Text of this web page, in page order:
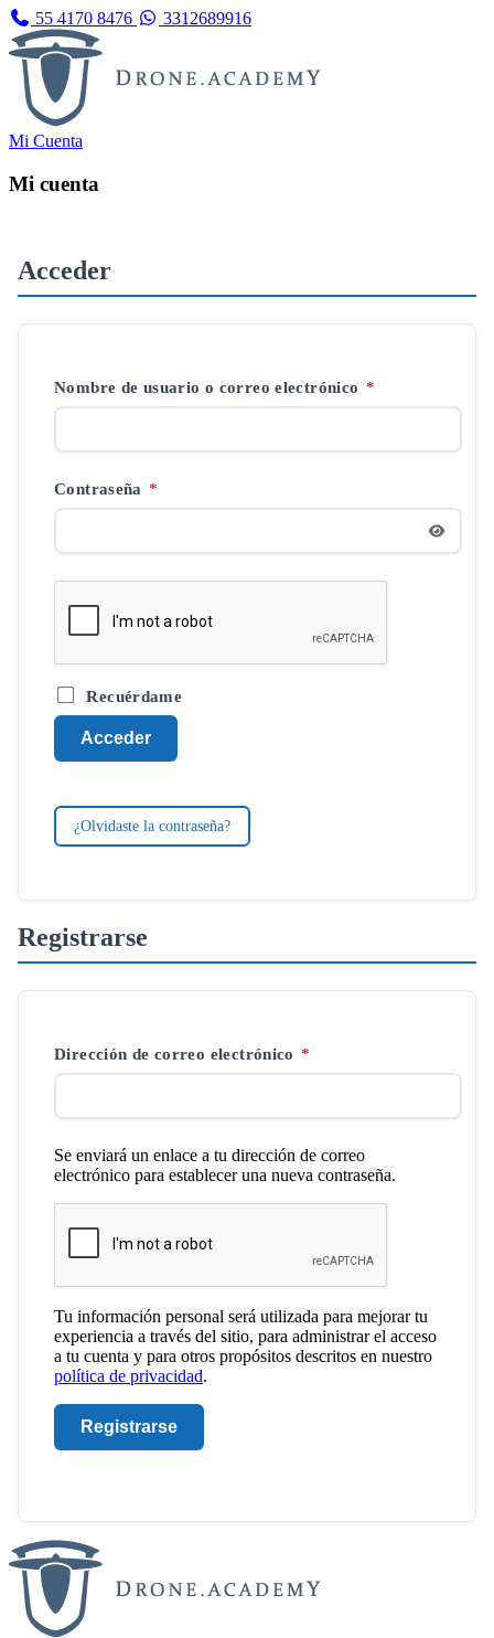
55 4170 8476 3312689916
Mi Cuenta
Mi cuenta
Acceder
Nombre de usuario o correo electrónico *
Contraseña *
Recuérdame
Acceder
¿Olvidaste la contraseña?
Registrarse
Dirección de correo electrónico *
Se enviará un enlace a tu dirección de correo
electrónico para establecer una nueva contraseña.
Tu información personal será utilizada para mejorar tu
experiencia a través del sitio, para administrar el acceso
a tu cuenta y para otros propósitos descritos en nuestro
política de privacidad.
Registrarse